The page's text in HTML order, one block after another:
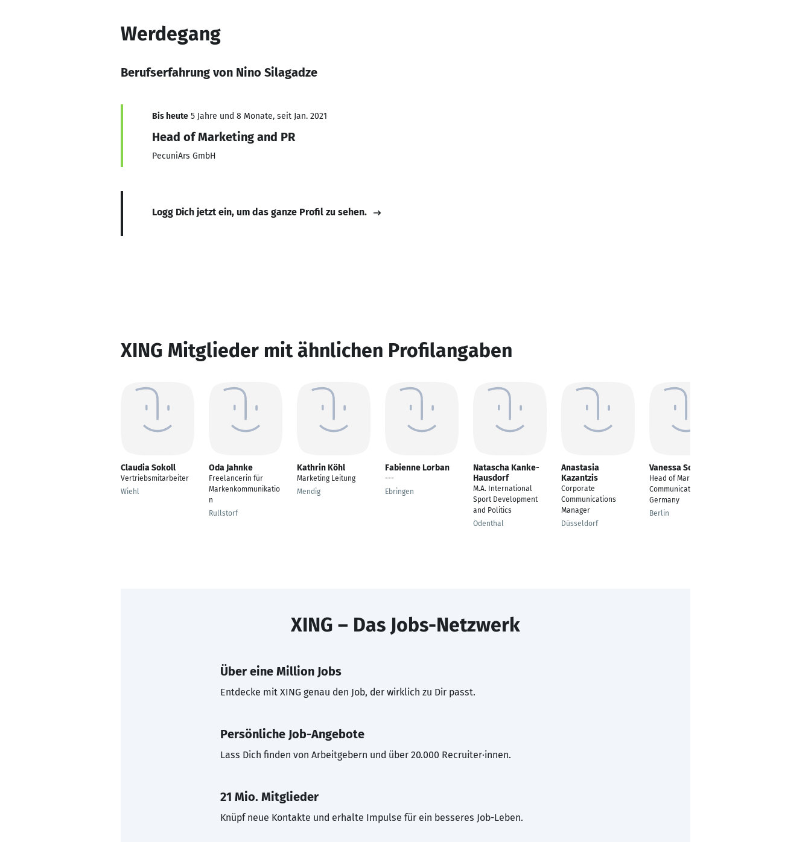
Werdegang
Berufserfahrung von Nino Silagadze
Bis heute 5 Jahre und 8 Monate, seit Jan. 2021
Head of Marketing and PR
PecuniArs GmbH
Logg Dich jetzt ein, um das ganze Profil zu sehen.
XING Mitglieder mit ähnlichen Profilangaben
Claudia Sokoll
Vertriebsmitarbeiter
Wiehl
Oda Jahnke
Freelancerin für
Markenkommunikatio
n
Rullstorf
Kathrin Köhl
Marketing Leitung
Mendig
Fabienne Lorban
---
Ebringen
Natascha Kanke-
Hausdorf
M.A. International
Sport Development
and Politics
Odenthal
Anastasia
Kazantzis
Corporate
Communications
Manager
Düsseldorf
Vanessa Schnabel
Head of Marketing &
Communications
Germany
Berlin
XING – Das Jobs-Netzwerk
Über eine Million Jobs
Entdecke mit XING genau den Job, der wirklich zu Dir passt.
Persönliche Job-Angebote
Lass Dich finden von Arbeitgebern und über 20.000 Recruiter·innen.
21 Mio. Mitglieder
Knüpf neue Kontakte und erhalte Impulse für ein besseres Job-Leben.